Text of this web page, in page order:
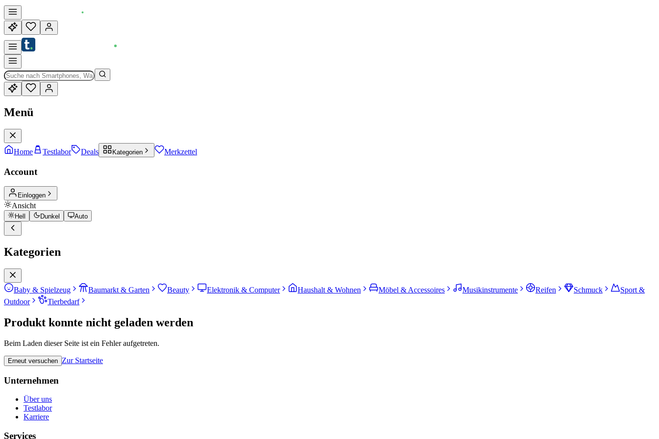
Menü
Home Testlabor Deals Kategorien Merkzettel
Account
Einloggen
Ansicht
Hell Dunkel Auto
Kategorien
Baby & Spielzeug Baumarkt & Garten Beauty Elektronik & Computer Haushalt & Wohnen Möbel & Accessoires Musikinstrumente Reifen Schmuck
Sport &
Outdoor
Tierbedarf
Produkt konnte nicht geladen werden
Beim Laden dieser Seite ist ein Fehler aufgetreten.
Erneut versuchen Zur Startseite
Unternehmen
Über uns
Testlabor
Karriere
Services